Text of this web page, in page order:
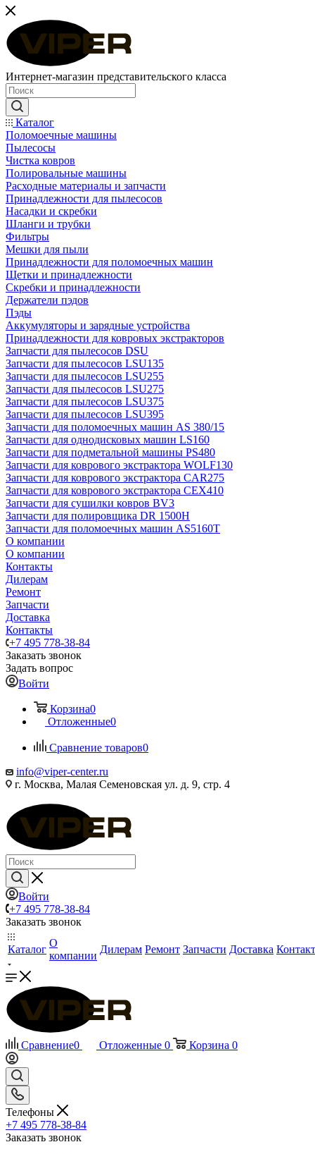
Интернет-магазин представительского класса
Каталог
Поломоечные машины
Пылесосы
Чистка ковров
Полировальные машины
Расходные материалы и запчасти
Принадлежности для пылесосов
Насадки и скребки
Шланги и трубки
Фильтры
Мешки для пыли
Принадлежности для поломоечных машин
Щетки и принадлежности
Скребки и принадлежности
Держатели пэдов
Пэды
Аккумуляторы и зарядные устройства
Принадлежности для ковровых экстракторов
Запчасти для пылесосов DSU
Запчасти для пылесосов LSU135
Запчасти для пылесосов LSU255
Запчасти для пылесосов LSU275
Запчасти для пылесосов LSU375
Запчасти для пылесосов LSU395
Запчасти для поломоечных машин AS 380/15
Запчасти для однодисковых машин LS160
Запчасти для подметальной машины PS480
Запчасти для коврового экстрактора WOLF130
Запчасти для коврового экстрактора CAR275
Запчасти для коврового экстрактора CEX410
Запчасти для сушилки ковров BV3
Запчасти для полировщика DR 1500H
Запчасти для поломоечных машин AS5160T
О компании
О компании
Контакты
Дилерам
Ремонт
Запчасти
Доставка
Контакты
+7 495 778-38-84
Заказать звонок
Задать вопрос
Войти
Корзина0
Отложенные0
Сравнение товаров0
info@viper-center.ru
г. Москва, Малая Семеновская ул. д. 9, стр. 4
Войти
+7 495 778-38-84
Заказать звонок
Каталог
О
компании
Дилерам Ремонт Запчасти Доставка
Сравнение0 Отложенные 0 Корзина 0
Телефоны
+7 495 778-38-84
Заказать звонок